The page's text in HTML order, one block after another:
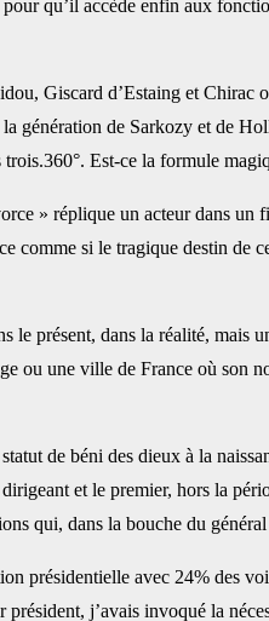
qu’il accède enfin aux
Giscard d’Estaing et
génération de Sarkozy et de
Est-ce la formule
» réplique un acteur dans
comme si le tragique destin de
le présent, dans la réalité,
ou une ville de France où son
de béni des dieux à la
et le premier, hors la
qui, dans la bouche du
présidentielle avec 24% des
j’avais invoqué la